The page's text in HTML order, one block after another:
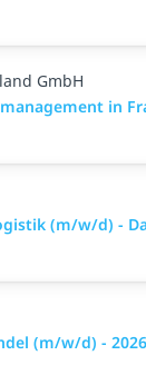
GmbH
in
(m/w/d) -
(m/w/d) - 2026